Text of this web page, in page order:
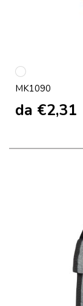
S/C
MK1090
da €2,31